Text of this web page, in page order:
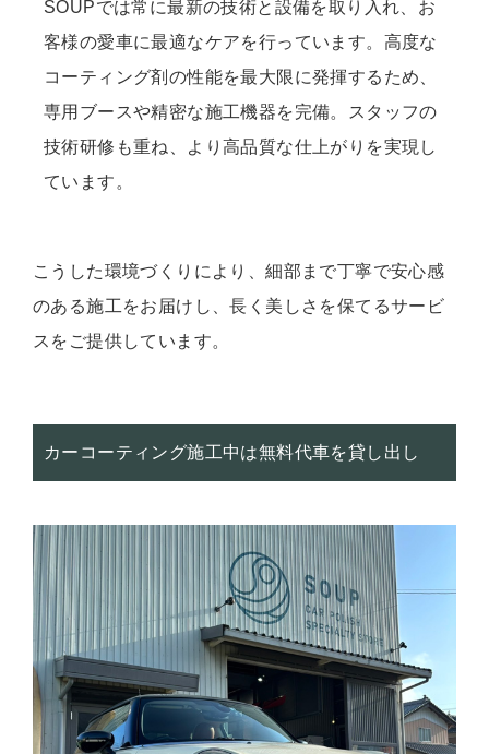
SOUPでは常に最新の技術と設備を取り入れ、お
客様の愛車に最適なケアを行っています。高度な
コーティング剤の性能を最大限に発揮するため、
専用ブースや精密な施工機器を完備。スタッフの
技術研修も重ね、より高品質な仕上がりを実現し
ています。
こうした環境づくりにより、細部まで丁寧で安心感
のある施工をお届けし、長く美しさを保てるサービ
スをご提供しています。
カーコーティング施工中は無料代車を貸し出し